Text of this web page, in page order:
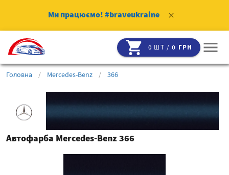
Ми працюємо! #braveukraine clear
shopping_cart 0 ШТ /0 ГРН menu
Головна / Mercedes-Benz / 366
Автофарба Mercedes-Benz 366